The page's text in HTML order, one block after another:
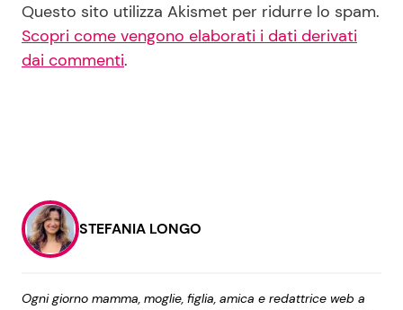
Questo sito utilizza Akismet per ridurre lo spam.
Scopri come vengono elaborati i dati derivati
dai commenti.
STEFANIA LONGO
Ogni giorno mamma, moglie, figlia, amica e redattrice web a